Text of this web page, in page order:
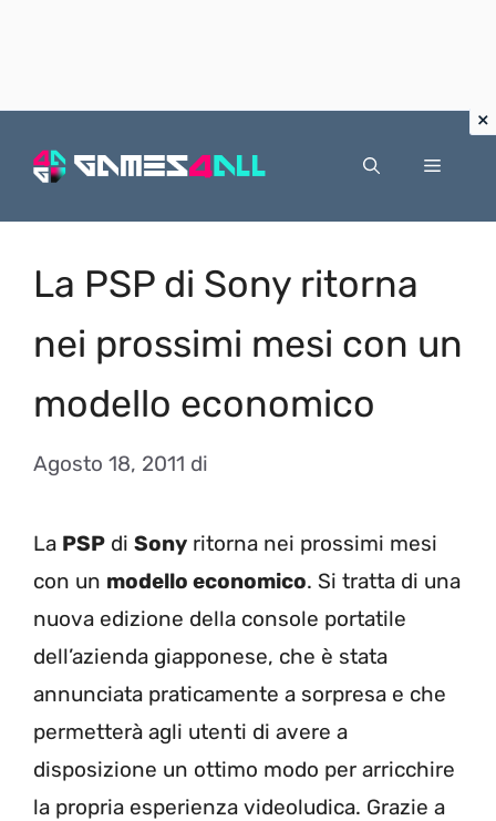
Menu
La PSP di Sony ritorna
nei prossimi mesi con un
modello economico
Agosto 18, 2011 di
La PSP di Sony ritorna nei prossimi mesi
con un modello economico. Si tratta di una
nuova edizione della console portatile
dell’azienda giapponese, che è stata
annunciata praticamente a sorpresa e che
permetterà agli utenti di avere a
disposizione un ottimo modo per arricchire
la propria esperienza videoludica. Grazie a